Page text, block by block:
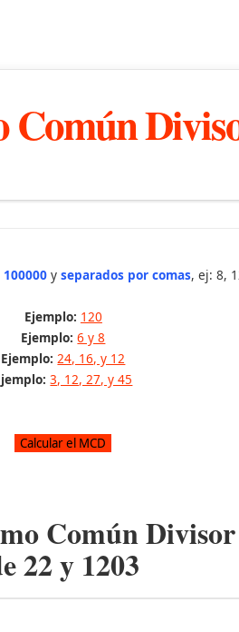
Común
y separados por comas, ej: 8,
Ejemplo: 120
Ejemplo: 6 y 8
Ejemplo: 24, 16, y 12
3, 12, 27, y 45
Común
22y 1203